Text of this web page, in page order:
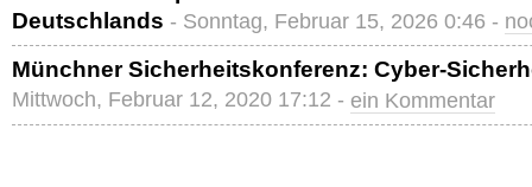
Deutschlands - Sonntag, Februar 15, 2026 0:46 -
Münchner Sicherheitskonferenz: Cyber-
Mittwoch, Februar 12, 2020 17:12 - ein Kommentar